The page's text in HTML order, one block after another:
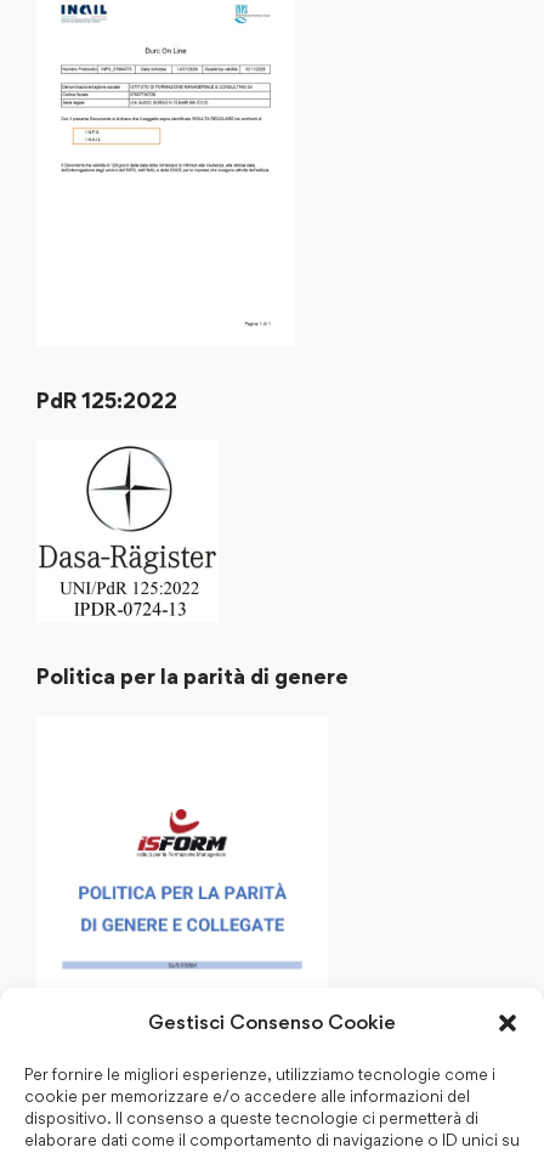
Gestisci Consenso Cookie
Per fornire le migliori esperienze, utilizziamo tecnologie come i
cookie per memorizzare e/o accedere alle informazioni del
dispositivo. Il consenso a queste tecnologie ci permetterà di
elaborare dati come il comportamento di navigazione o ID unici su
PdR 125:2022
Politica per la parità di genere